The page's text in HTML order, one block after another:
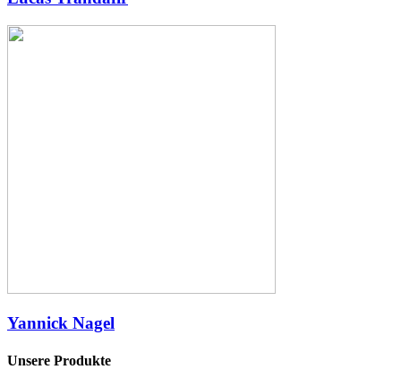
Yannick Nagel
Unsere Produkte